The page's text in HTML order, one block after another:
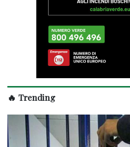
🔥 Trending